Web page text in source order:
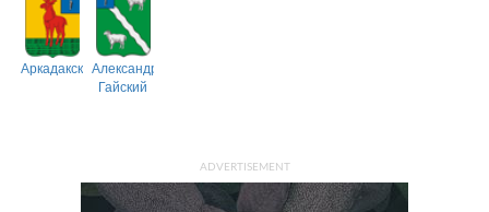
АркадакскийАлександрово-
Гайский
ADVERTISEMENT